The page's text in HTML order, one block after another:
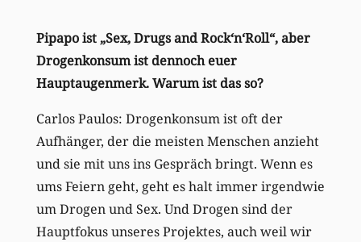
Pipapo ist „Sex, Drugs and Rock‘n‘Roll“, aber
Drogenkonsum ist dennoch euer
Hauptaugenmerk. Warum ist das so?
Carlos Paulos: Drogenkonsum ist oft der
Aufhänger, der die meisten Menschen anzieht
und sie mit uns ins Gespräch bringt. Wenn es
ums Feiern geht, geht es halt immer irgendwie
um Drogen und Sex. Und Drogen sind der
Hauptfokus unseres Projektes, auch weil wir